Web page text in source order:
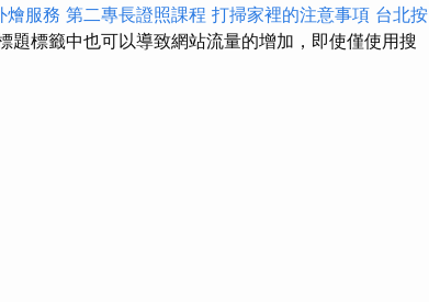
燴服務 第二專長證照課程 打掃家裡的注意事項 台北按
題標籤中也可以導致網站流量的增加，即使僅使用搜